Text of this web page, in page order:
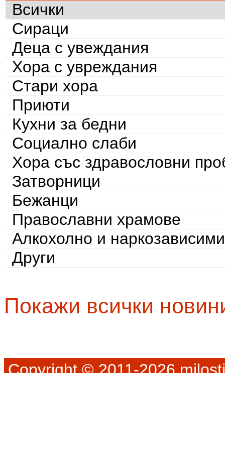
Всички
Сираци
Деца с увеждания
Хора с увреждания
Стари хора
Приюти
Кухни за бедни
Социално слаби
Хора със здравословни
Затворници
Бежанци
Православни храмове
Алкохолно и наркозависими
Други
Покажи всички
Copyright © 2011-2026